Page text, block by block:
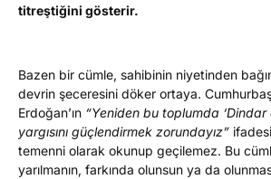
titreştiğini gösterir.
Bazen bir cümle, sahibinin niyetinden
devrin şeceresini döker ortaya.
Erdoğan’ın “Yeniden bu toplumda ‘Dindar
yargısını güçlendirmek zorundayız”
temenni olarak okunup geçilemez. Bu
yarılmanın, farkında olunsun ya da